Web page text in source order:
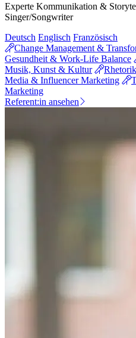
Experte Kommunikation &
Singer/Songwriter
Deutsch Englisch Französisch
Change Management &
Gesundheit & Work-Life Balance
Musik, Kunst & Kultur
Media & Influencer Marketing
Marketing
Referent:in ansehen